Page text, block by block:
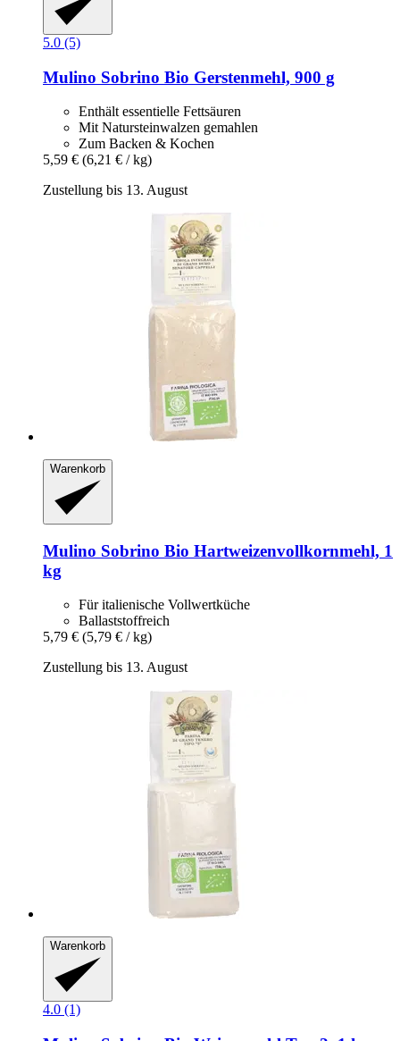
5.0 (5)
Mulino Sobrino Bio Gerstenmehl, 900 g
Enthält essentielle Fettsäuren
Mit Natursteinwalzen gemahlen
Zum Backen & Kochen
5,59 € (6,21 € / kg)
Zustellung bis 13. August
Warenkorb
Mulino Sobrino Bio Hartweizenvollkornmehl, 1
kg
Für italienische Vollwertküche
Ballaststoffreich
5,79 € (5,79 € / kg)
Zustellung bis 13. August
Warenkorb
4.0 (1)